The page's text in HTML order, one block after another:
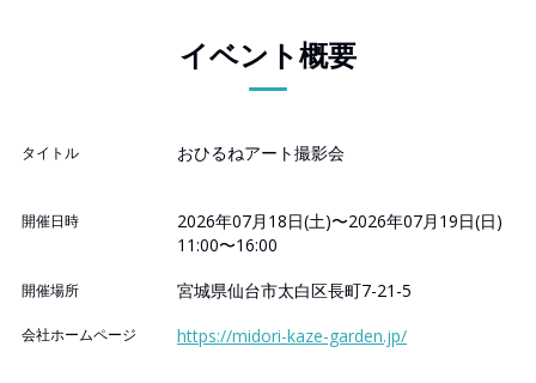
イベント概要
タイトル おひるねアート撮影会
開催日時
2026年07月18日(土)〜2026年07月19日(日)
11:00〜16:00
開催場所 宮城県仙台市太白区長町7-21-5
会社ホームページ https://midori-kaze-garden.jp/